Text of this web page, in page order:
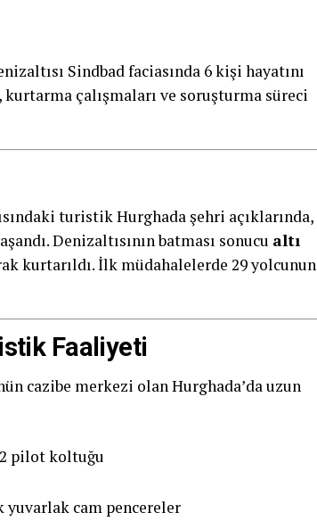
Sindbad faciasında 6 kişi hayatını
çalışmaları ve soruşturma süreci
turistik Hurghada şehri açıklarında,
Denizaltısının batması sonucu altı
kurtarıldı. İlk müdahalelerde 29 yolcunun
Faaliyeti
cazibe merkezi olan Hurghada’da uzun
pilot koltuğu
cam pencereler